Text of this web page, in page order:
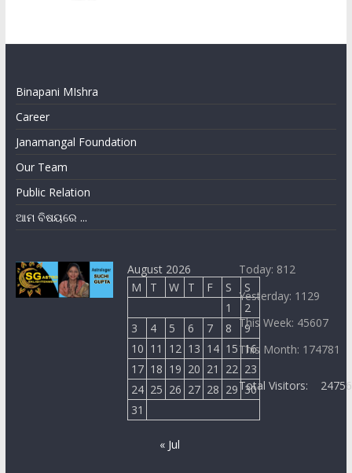
Binapani MIshra
Career
Janamangal Foundation
Our Team
Public Relation
ଆମ ବିଷୟରେ ...
August 2026
M
T W T F S
S
1
2
3
4 5 6 7 8
9
10 11 12 13 14 15 16
17 18 19 20 21 22 23
24 25 26 27 28 29 30
31
« Jul
Today: 812
Yesterday: 1129
This Week: 45607
This Month: 174781
Total Visitors: